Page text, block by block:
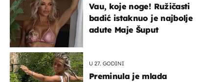
Vau, koje noge! Ružičasti
badić istaknuo je najbolje
adute Maje Šuput
U 27. GODINI
Preminula je mlada